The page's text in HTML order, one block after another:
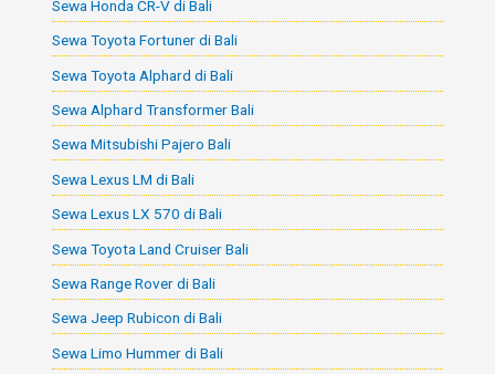
Sewa Honda CR-V di Bali
Sewa Toyota Fortuner di Bali
Sewa Toyota Alphard di Bali
Sewa Alphard Transformer Bali
Sewa Mitsubishi Pajero Bali
Sewa Lexus LM di Bali
Sewa Lexus LX 570 di Bali
Sewa Toyota Land Cruiser Bali
Sewa Range Rover di Bali
Sewa Jeep Rubicon di Bali
Sewa Limo Hummer di Bali